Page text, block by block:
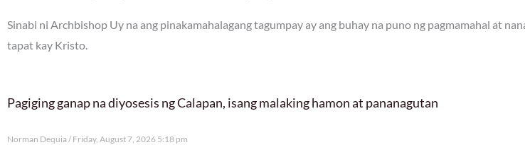
Sinabi ni Archbishop Uy na ang pinakamahalagang tagumpay ay ang buhay na puno ng pagmamahal at
tapat kay Kristo.
Pagiging ganap na diyosesis ng Calapan, isang malaking hamon at pananagutan
Norman Dequia Friday, August 7, 2026 5:18 pm